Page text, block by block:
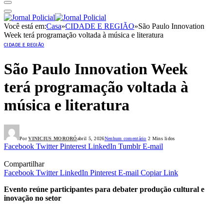
Você está em:Casa»CIDADE E REGIÃO»São Paulo Innovation
Week terá programação voltada à música e literatura
CIDADE E REGIÃO
São Paulo Innovation Week
terá programação voltada à
música e literatura
Por VINICIUS MORORÓabril 5, 2026Nenhum comentário 2 Mins lidos
Facebook Twitter Pinterest LinkedIn Tumblr E-mail
Compartilhar
Facebook Twitter LinkedIn Pinterest E-mail Copiar Link
Evento reúne participantes para debater produção cultural e
inovação no setor